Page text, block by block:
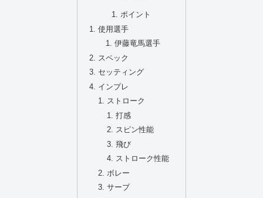
ポイント
使用選手
伊藤竜馬選手
スペック
セッティング
インプレ
ストローク
打感
スピン性能
飛び
ストローク性能
ボレー
サーブ